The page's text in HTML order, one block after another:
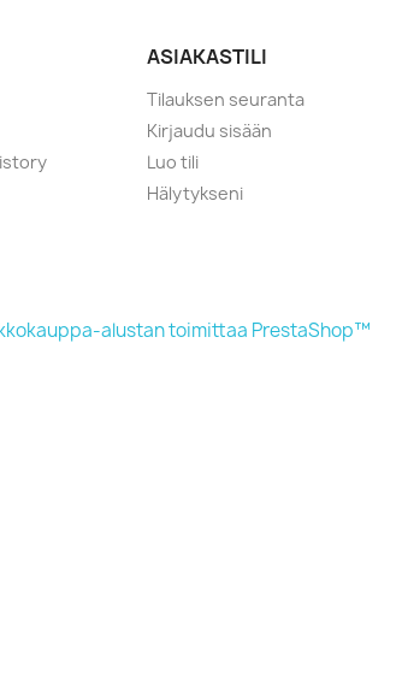
ASIAKASTILI
Tilauksen seuranta
Kirjaudu sisään
Luo tili
Hälytykseni
alustan toimittaa PrestaShop™